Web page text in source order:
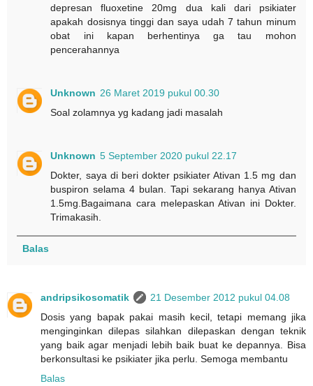
depresan fluoxetine 20mg dua kali dari psikiater
apakah dosisnya tinggi dan saya udah 7 tahun minum
obat ini kapan berhentinya ga tau mohon
pencerahannya
Unknown 26 Maret 2019 pukul 00.30
Soal zolamnya yg kadang jadi masalah
Unknown 5 September 2020 pukul 22.17
Dokter, saya di beri dokter psikiater Ativan 1.5 mg dan
buspiron selama 4 bulan. Tapi sekarang hanya Ativan
1.5mg.Bagaimana cara melepaskan Ativan ini Dokter.
Trimakasih.
Balas
andripsikosomatik
21 Desember 2012 pukul 04.08
Dosis yang bapak pakai masih kecil, tetapi memang jika
menginginkan dilepas silahkan dilepaskan dengan teknik
yang baik agar menjadi lebih baik buat ke depannya. Bisa
berkonsultasi ke psikiater jika perlu. Semoga membantu
Balas